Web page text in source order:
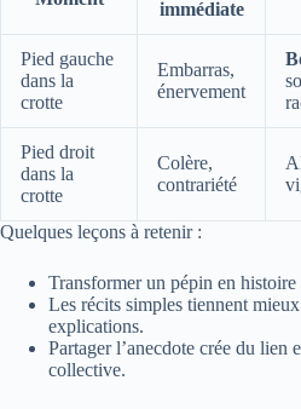
immédiate
Pied gauche
dans la
crotte
Embarras,
énervement
Pied droit
dans la
crotte
Colère,
contrariété
Quelques leçons à retenir :
Transformer un pépin en
Les récits simples tiennent
explications.
Partager l’anecdote crée du lien
collective.